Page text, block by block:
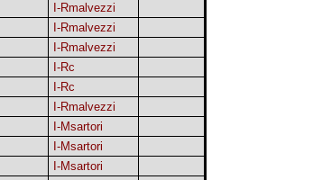
I-Rmalvezzi
I-Rmalvezzi
I-Rmalvezzi
I-Rc
I-Rc
I-Rmalvezzi
I-Msartori
I-Msartori
I-Msartori